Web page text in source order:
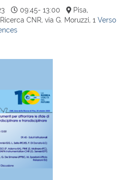
09:45- 13:00
Pisa,
CNR, via G. Moruzzi, 1 Verso